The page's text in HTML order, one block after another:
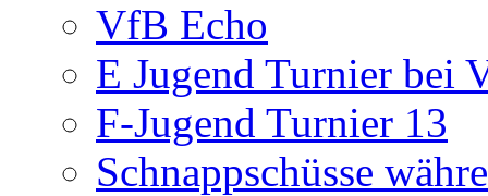
VfB Echo
E Jugend Turnier bei
F-Jugend Turnier 13
Schnappschüsse